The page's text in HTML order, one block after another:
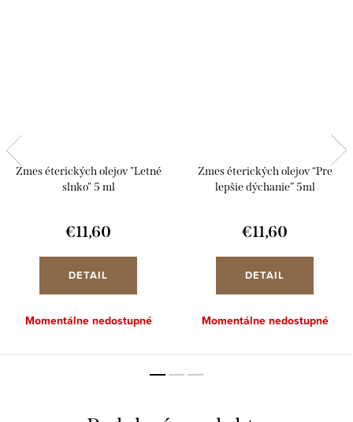
Zmes éterických olejov "Letné
slnko" 5 ml
€11,60
DETAIL
Momentálne nedostupné
Zmes éterických olejov “Pre
lepšie dýchanie” 5ml
€11,60
DETAIL
Momentálne nedostupné